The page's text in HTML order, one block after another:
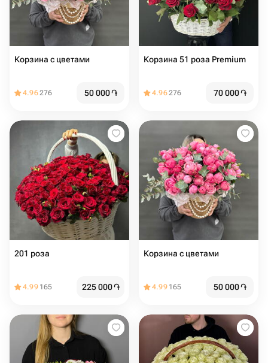
Корзина с цветами ️
4.96276 50 000֏
Корзина 51 роза Premium
4.96276 70 000֏
4.99 165 225 000֏
Корзина с цветами️
4.99 165 50 000֏